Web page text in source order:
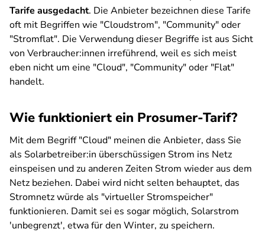
Tarife ausgedacht. Die Anbieter bezeichnen diese Tarife
oft mit Begriffen wie "Cloudstrom", "Community" oder
"Stromflat". Die Verwendung dieser Begriffe ist aus Sicht
von Verbraucher:innen irreführend, weil es sich meist
eben nicht um eine "Cloud", "Community" oder "Flat"
handelt.
Wie funktioniert ein Prosumer-Tarif?
Mit dem Begriff "Cloud" meinen die Anbieter, dass Sie
als Solarbetreiber:in überschüssigen Strom ins Netz
einspeisen und zu anderen Zeiten Strom wieder aus dem
Netz beziehen. Dabei wird nicht selten behauptet, das
Stromnetz würde als "virtueller Stromspeicher"
funktionieren. Damit sei es sogar möglich, Solarstrom
'unbegrenzt', etwa für den Winter, zu speichern.